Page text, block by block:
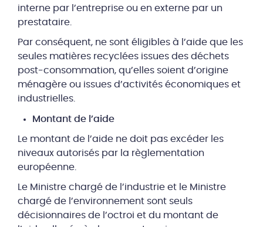
interne par l’entreprise ou en externe par un
prestataire.
Par conséquent, ne sont éligibles à l’aide que les
seules matières recyclées issues des déchets
post-consommation, qu’elles soient d’origine
ménagère ou issues d’activités économiques et
industrielles.
Montant de l’aide
Le montant de l’aide ne doit pas excéder les
niveaux autorisés par la règlementation
européenne.
Le Ministre chargé de l’industrie et le Ministre
chargé de l’environnement sont seuls
décisionnaires de l’octroi et du montant de